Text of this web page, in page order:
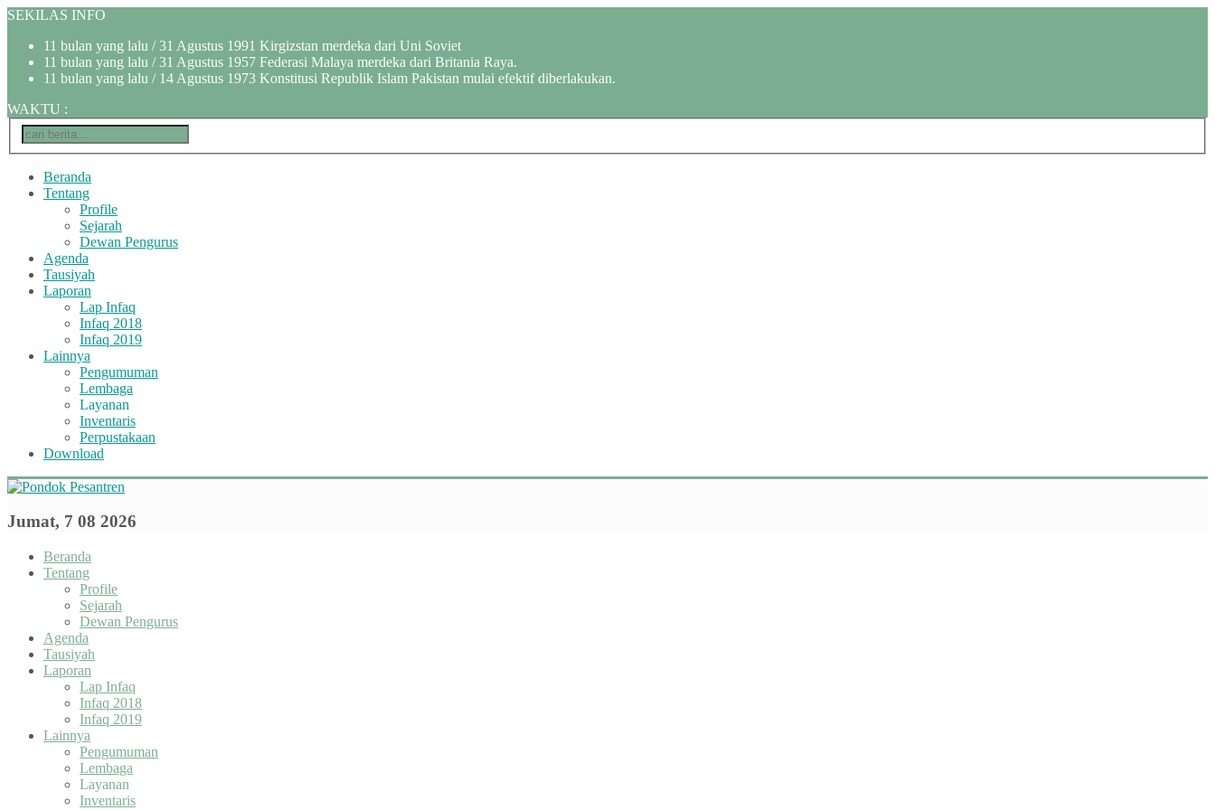
SEKILAS INFO
11 bulan yang lalu / 31 Agustus 1991 Kirgizstan merdeka dari Uni Soviet
11 bulan yang lalu / 31 Agustus 1957 Federasi Malaya merdeka dari Britania Raya.
11 bulan yang lalu / 14 Agustus 1973 Konstitusi Republik Islam Pakistan mulai efektif diberlakukan.
WAKTU :
Beranda
Tentang
Profile
Sejarah
Dewan Pengurus
Agenda
Tausiyah
Laporan
Lap Infaq
Infaq 2018
Infaq 2019
Lainnya
Pengumuman
Lembaga
Layanan
Inventaris
Perpustakaan
Download
Jumat, 7 08 2026
Beranda
Tentang
Profile
Sejarah
Dewan Pengurus
Agenda
Tausiyah
Laporan
Lap Infaq
Infaq 2018
Infaq 2019
Lainnya
Pengumuman
Lembaga
Layanan
Inventaris